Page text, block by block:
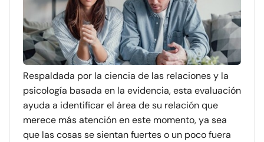
Respaldada por la ciencia de las relaciones y la
psicología basada en la evidencia, esta evaluación
ayuda a identificar el área de su relación que
merece más atención en este momento, ya sea
que las cosas se sientan fuertes o un poco fuera